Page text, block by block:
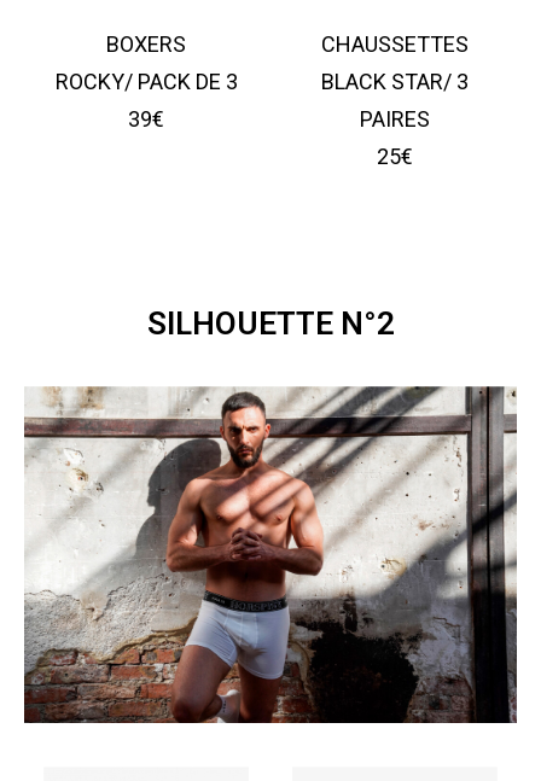
BOXERS
ROCKY/ PACK DE 3
39€
CHAUSSETTES
BLACK STAR/ 3
PAIRES
25€
SILHOUETTE N°2